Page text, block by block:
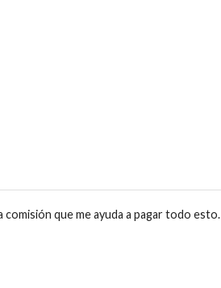
que me ayuda a pagar todo esto.